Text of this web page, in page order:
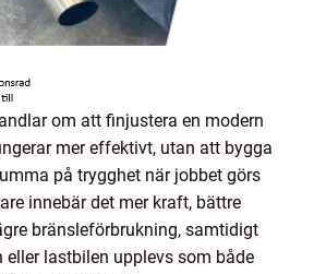
om att finjustera en modern
mer effektivt, utan att bygga
på trygghet när jobbet görs
innebär det mer kraft, bättre
bränsleförbrukning, samtidigt
eller lastbilen upplevs som både